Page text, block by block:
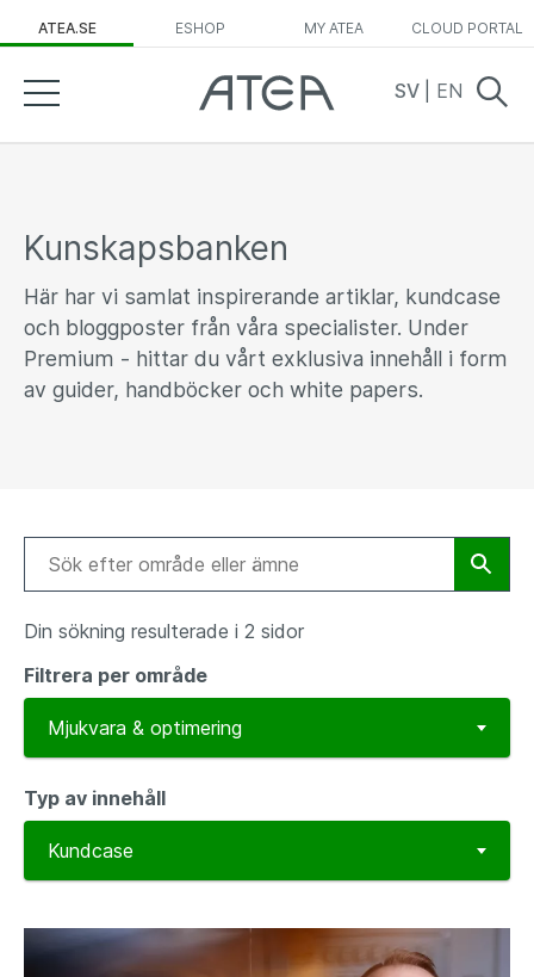
ATEA.SE ESHOP MY ATEA CLOUD PORTAL
SV EN
Kunskapsbanken
Här har vi samlat inspirerande artiklar, kundcase
och bloggposter från våra specialister. Under
Premium - hittar du vårt exklusiva innehåll i form
av guider, handböcker och white papers.
Din sökning resulterade i 2 sidor
Filtrera per område
Typ av innehåll